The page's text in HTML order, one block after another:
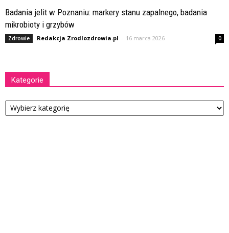
Badania jelit w Poznaniu: markery stanu zapalnego, badania
mikrobioty i grzybów
Zdrowie Redakcja Zrodlozdrowia.pl - 16 marca 2026 0
Kategorie
Kategorie